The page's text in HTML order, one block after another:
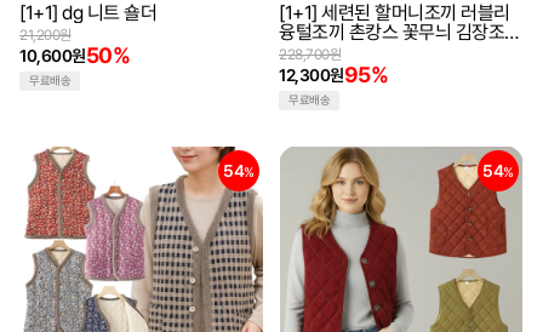
[1+1] dg 니트 숄더
10,600원50%
21,200원
무료배송
[1+1] 세련된 할머니조끼 러블리
융털조끼 촌캉스 꽃무늬 김장조끼
방한 누빔 융털 레트로 겨울조끼
12,300원95%
228,700원
무료배송
54% 54%